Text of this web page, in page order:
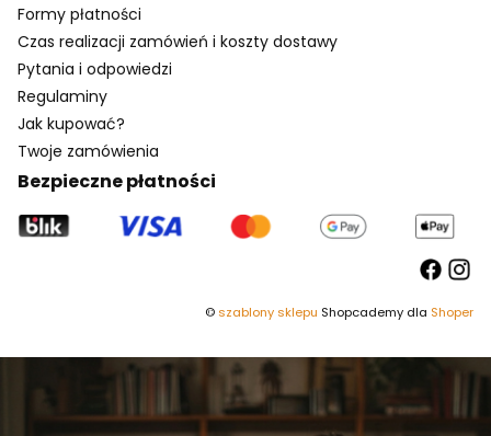
Formy płatności
Czas realizacji zamówień i koszty dostawy
Pytania i odpowiedzi
Regulaminy
Jak kupować?
Twoje zamówienia
Bezpieczne płatności
©szablony sklepu Shopcademy dla Shoper